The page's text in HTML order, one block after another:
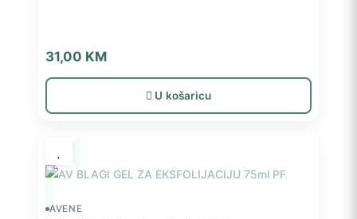
31,00 KM
U košaricu
AVENE